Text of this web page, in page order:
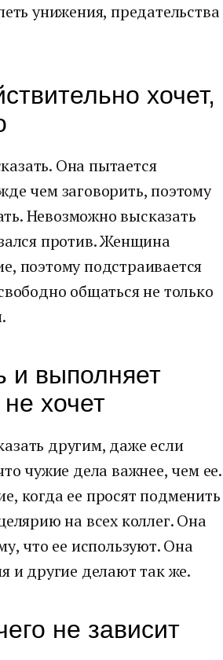
унижения, предательства
хочет,
Она пытается
чем заговорить, поэтому
Невозможно высказать
против. Женщина
поэтому подстраивается
общаться не только
и выполняет
хочет
другим, даже если
чужие дела важнее, чем ее.
когда ее просят подменить
на всех коллег. Она
что ее используют. Она
и другие делают так же.
не зависит